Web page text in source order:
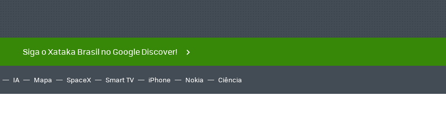
Siga o Xataka Brasil no Google Discover!
IA Mapa SpaceX Smart TV iPhone Nokia Ciência